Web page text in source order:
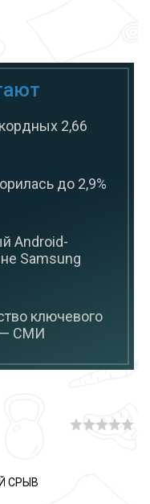
2,66
до 2,9%
Android-
Samsung
ключевого
— СМИ
СРЫВ